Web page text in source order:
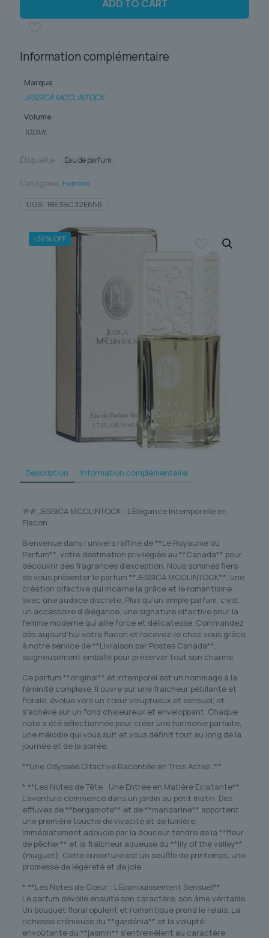
-36% OFF
Description Information complémentaire
## JESSICA MCCLINTOCK : L’Élégance Intemporelle en
Flacon
Bienvenue dans l’univers raffiné de **Le Royaume du
Parfum**, votre destination privilégiée au **Canada** pour
découvrir des fragrances d’exception. Nous sommes fiers
de vous présenter le parfum **JESSICA MCCLINTOCK**, une
création olfactive qui incarne la grâce et le romantisme
avec une audace discrète. Plus qu’un simple parfum, c’est
un accessoire d’élégance, une signature olfactive pour la
femme moderne qui allie force et délicatesse. Commandez
dès aujourd’hui votre flacon et recevez-le chez vous grâce
à notre service de **Livraison par Postes Canada**,
soigneusement emballé pour préserver tout son charme.
Ce parfum **original** et intemporel est un hommage à la
féminité complexe. Il ouvre sur une fraîcheur pétillante et
florale, évolue vers un cœur voluptueux et sensuel, et
s’achève sur un fond chaleureux et enveloppant. Chaque
note a été sélectionnée pour créer une harmonie parfaite,
une mélodie qui vous suit et vous définit tout au long de la
journée et de la soirée.
**Une Odyssée Olfactive Racontée en Trois Actes :**
* **Les Notes de Tête : Une Entrée en Matière Éclatante**
L’aventure commence dans un jardin au petit matin. Des
effluves de **bergamote** et de **mandarine** apportent
une première touche de vivacité et de lumière,
immédiatement adoucie par la douceur tendre de la **fleur
de pêcher** et la fraîcheur aqueuse du **lily of the valley**
(muguet). Cette ouverture est un souffle de printemps, une
promesse de légèreté et de joie.
* **Les Notes de Cœur : L’Épanouissement Sensuel**
Le parfum dévoile ensuite son caractère, son âme véritable.
Un bouquet floral opulent et romantique prend le relais. La
richesse crémeuse du **gardénia** et la volupté
envoûtante du **jasmin** s’entremêlent au caractère
ADD TO CART
Information complémentaire
Marque
JESSICA MCCLINTOCK
Volume
100ML
Étiquette: Eau de parfum
Catégorie: Femme
UGS: 1BE3BC32E656